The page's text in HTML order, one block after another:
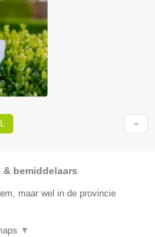
bemiddelaars
maar wel in de provincie
▼